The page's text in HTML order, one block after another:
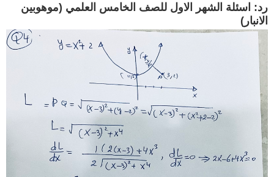
رد: اسئلة الشهر الاول للصف الخامس العلمي (موهوبين
الانبار)